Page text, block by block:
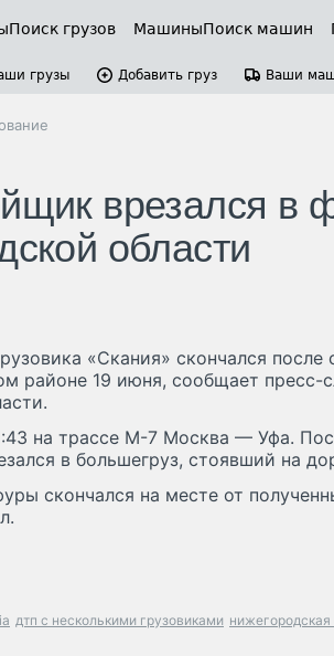
Поиск грузов МашиныПоиск машин
грузы Добавить груз Ваши
врезался в
области
«Скания» скончался после
районе 19 июня, сообщает
на трассе М-7 Москва — Уфа.
в большегруз, стоявший на
скончался на месте от
дтп с несколькими грузовиками нижегородская